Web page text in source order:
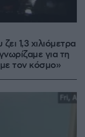
1,3 χιλιόμετρα
για τη
τον κόσμο»